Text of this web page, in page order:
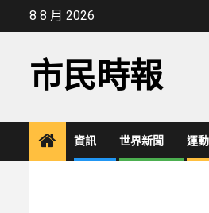
8 8 月 2026
市民時報
資訊 世界新聞 運